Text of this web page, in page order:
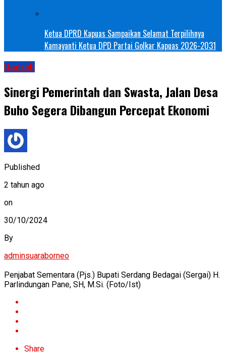
Ketua DPRD Kapuas Sampaikan Selamat Terpilihnya
Kamayanti Ketua DPD Partai Golkar Kapuas 2026-2031
Daerah
Sinergi Pemerintah dan Swasta, Jalan Desa
Buho Segera Dibangun Percepat Ekonomi
Published
2 tahun ago
on
30/10/2024
By
adminsuaraborneo
Penjabat Sementara (Pjs.) Bupati Serdang Bedagai (Sergai) H.
Parlindungan Pane, SH, M.Si. (Foto/Ist)
Share